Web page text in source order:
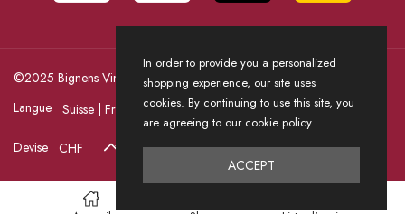
©2025 Bignens Vins / Powered by HICASS
Langue
Devise
In order to provide you a personalized
shopping experience, our site uses
cookies. By continuing to use this site, you
are agreeing to our cookie policy.
ACCEPT